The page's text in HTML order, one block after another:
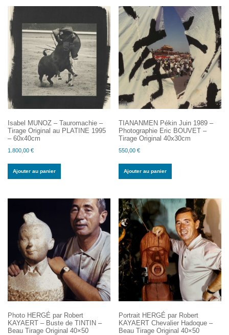
Isabel MUNOZ – Tauromachie –
Tirage Original au PLATINE 1995
– 60x40cm
1.800,00 €
Ajouter au panier
TIANANMEN Pékin Juin 1989 –
Photographie Eric BOUVET –
Tirage Original 40x30cm
550,00€
Ajouter au panier
Photo HERGÉ par Robert
KAYAERT – Buste de TINTIN –
Beau Tirage Original 40×50
Portrait HERGÉ par Robert
KAYAERT Chevalier Hadoque –
Beau Tirage Original 40×50